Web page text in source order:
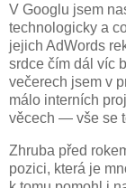
V Googlu jsem
technologicky a
jejich AdWords
srdce čím dál víc
večerech jsem v
málo interních
věcech — vše se
Zhruba před
pozici, která je